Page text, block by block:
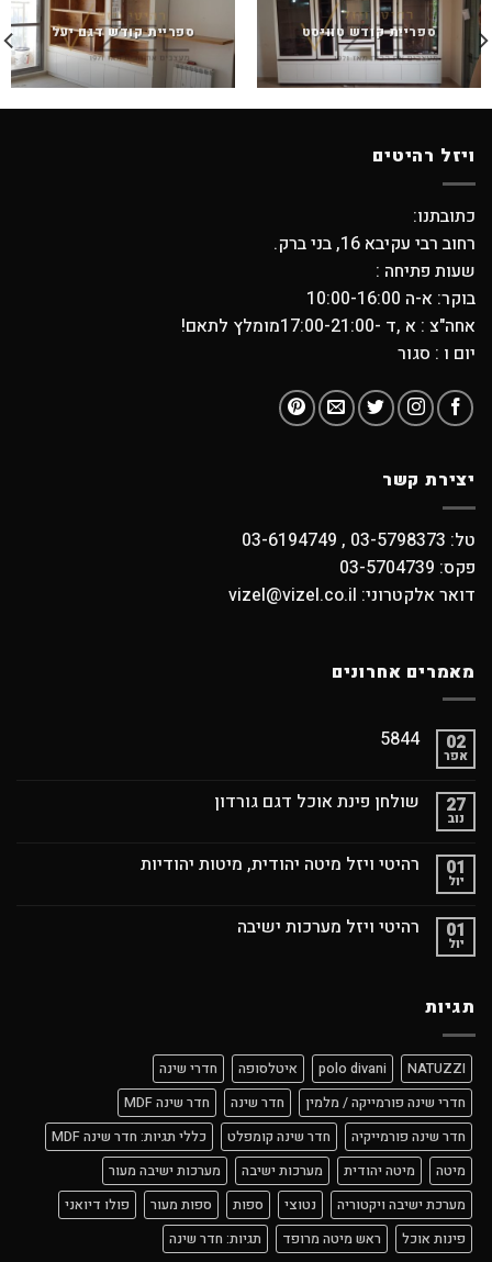
ספריית קודש טוויסט ספריית קודש דגם יעל
ויזל רהיטים
כתובתנו:
רחוב רבי עקיבא 16, בני ברק.
שעות פתיחה :
בוקר: א-ה 10:00-16:00
אחה"צ : א ,ד -17:00-21:00מומלץ לתאם!
יום ו : סגור
יצירת קשר
טל: 03-5798373 , 03-6194749
פקס: 03-5704739
דואר אלקטרוני: vizel@vizel.co.il
מאמרים אחרונים
02
אפר
5844
27
נוב
שולחן פינת אוכל דגם גורדון
01
יול
רהיטי ויזל מיטה יהודית, מיטות יהודיות
01
יול
רהיטי ויזל מערכות ישיבה
תגיות
NATUZZI
polo divani איטלסופה
חדרי שינה
חדרי שינה פורמייקה / מלמין
חדר שינה
חדר שינה MDF
חדר שינה פורמייקיה
חדר שינה קומפלט
כללי תגיות: חדר שינה MDF
מיטה
מיטה יהודית מערכות ישיבה
מערכות ישיבה מעור
מערכת ישיבה ויקטוריה
נטוצי ספות ספות מעור
פולו דיואני
פינות אוכל
ראש מיטה מרופד תגיות: חדר שינה